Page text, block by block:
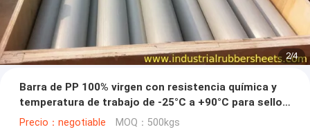
3/4
Barra de PP 100% virgen con resistencia química y
temperatura de trabajo de -25°C a +90°C para sellos
industriales
Precio：negotiable MOQ：500kgs